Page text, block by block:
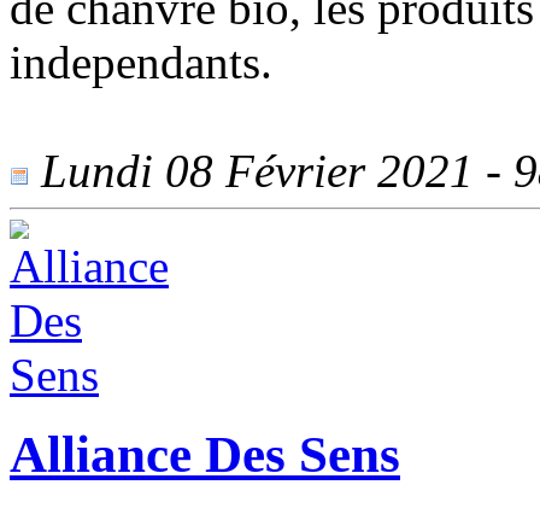
independants.
Lundi 08 Février 2021 -
Alliance Des Sens